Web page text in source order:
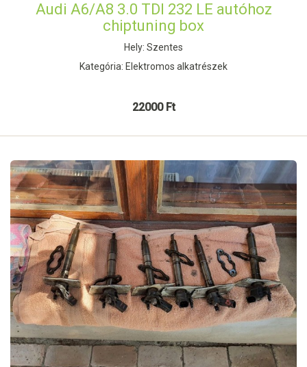
Audi A6/A8 3.0 TDI 232 LE autóhoz
chiptuning box
Hely: Szentes
Kategória: Elektromos alkatrészek
22000 Ft